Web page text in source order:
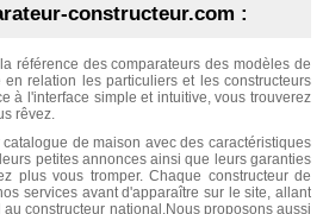
constructeur.com :
référence des comparateurs des modèles de
relation les particuliers et les constructeurs
à l'interface simple et intuitive, vous trouverez
rêvez.
de maison avec des caractéristiques
petites annonces ainsi que leurs garanties
plus vous tromper. Chaque constructeur de
services avant d'apparaître sur le site, allant
constructeur national.Nous proposons aussi